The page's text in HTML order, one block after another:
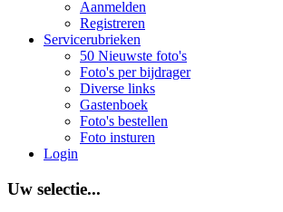
Aanmelden
Registreren
Servicerubrieken
50 Nieuwste foto's
Foto's per bijdrager
Diverse links
Gastenboek
Foto's bestellen
Foto insturen
Login
Uw selectie...